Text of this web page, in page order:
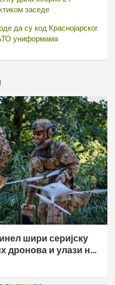
заседе
да су код Краснојарског
униформама
шири серијску
дронова и улази на